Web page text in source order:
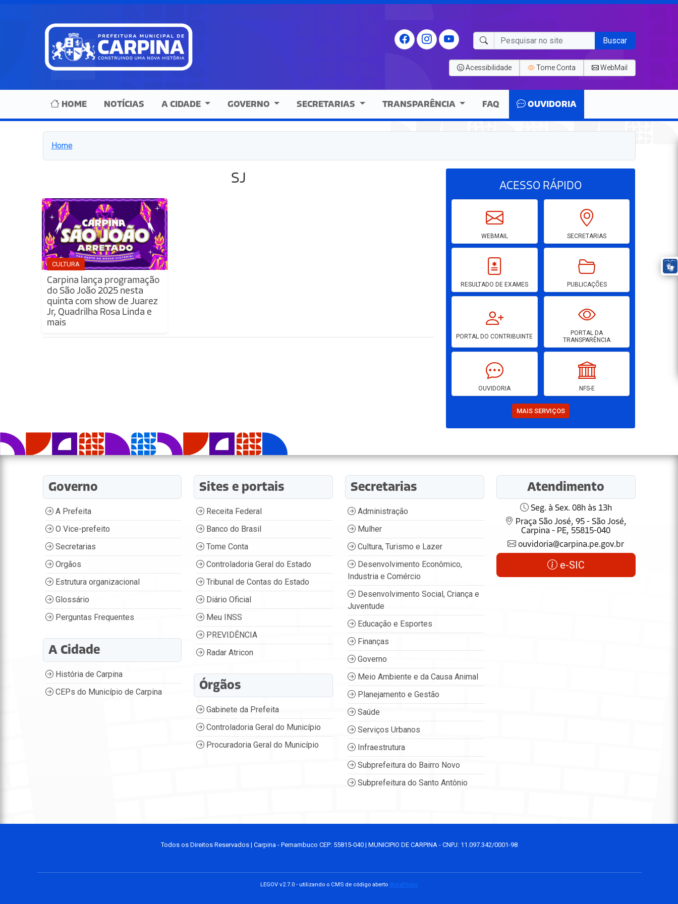
Buscar
Acessibilidade Tome Conta WebMail
HOME NOTÍCIAS A CIDADE GOVERNO SECRETARIAS TRANSPARÊNCIA FAQ OUVIDORIA
Home
SJ
CULTURA
Carpina lança programação
do São João 2025 nesta
quinta com show de Juarez
Jr, Quadrilha Rosa Linda e
mais
ACESSORÁPIDO
WEBMAIL SECRETARIAS
RESULTADO DE EXAMES PUBLICAÇÕES
PORTAL DO CONTRIBUINTE
PORTAL DA
TRANSPARÊNCIA
OUVIDORIA NFS-E
MAIS SERVIÇOS
Governo
A Prefeita
O Vice-prefeito
Secretarias
Orgãos
Estrutura organizacional
Glossário
Perguntas Frequentes
A Cidade
História de Carpina
CEPs do Município de Carpina
Sites e portais
Receita Federal
Banco do Brasil
Tome Conta
Controladoria Geral do Estado
Tribunal de Contas do Estado
Diário Oficial
Meu INSS
PREVIDÊNCIA
Radar Atricon
Órgãos
Gabinete da Prefeita
Controladoria Geral do Município
Procuradoria Geral do Município
Secretarias
Administração
Mulher
Cultura, Turismo e Lazer
Desenvolvimento Econômico,
Industria e Comércio
Desenvolvimento Social, Criança e
Juventude
Educação e Esportes
Finanças
Governo
Meio Ambiente e da Causa Animal
Planejamento e Gestão
Saúde
Serviços Urbanos
Infraestrutura
Subprefeitura do Bairro Novo
Subprefeitura do Santo Antônio
Atendimento
Seg. à Sex. 08h às 13h
Praça São José, 95 - São José,
Carpina - PE, 55815-040
ouvidoria@carpina.pe.gov.br
e-SIC
Todos os Direitos Reservados | Carpina - Pernambuco CEP: 55815-040 | MUNICIPIO DE CARPINA - CNPJ: 11.097.342/0001-98
LEGOV v2.7.0 - utilizando o CMS de código aberto WordPress